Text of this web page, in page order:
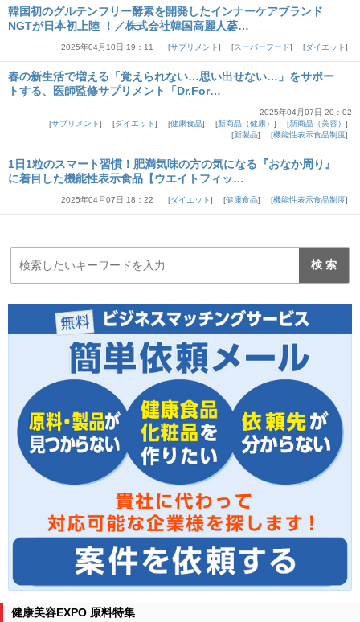
韓国初のグルテンフリー酵素を開発したインナーケアブランド
NGTが日本初上陸 ！／株式会社韓国高麗人蔘…
2025年04月10日 19：11 サプリメント スーパーフード ダイエット
春の新生活で増える「覚えられない…思い出せない…」をサポー
トする、医師監修サプリメント「Dr.For…
2025年04月07日 20：02
サプリメント
ダイエット 健康食品 新商品（健康）
新商品（美容）
新製品
機能性表示食品制度
1日1粒のスマート習慣！肥満気味の方の気になる『おなか周り』
に着目した機能性表示食品【ウエイトフィッ…
2025年04月07日 18：22 ダイエット 健康食品 機能性表示食品制度
健康美容EXPO 原料特集